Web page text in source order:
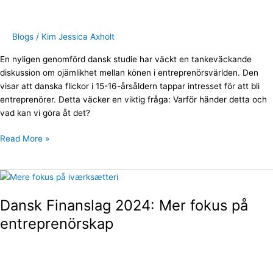
Blogs / Kim Jessica Axholt
En nyligen genomförd dansk studie har väckt en tankeväckande
diskussion om ojämlikhet mellan könen i entreprenörsvärlden. Den
visar att danska flickor i 15-16-årsåldern tappar intresset för att bli
entreprenörer. Detta väcker en viktig fråga: Varför händer detta och
vad kan vi göra åt det?
pitchar
företag
Read More »
Dansk Finanslag 2024: Mer fokus på
entreprenörskap
Dansk
2024:
fokus